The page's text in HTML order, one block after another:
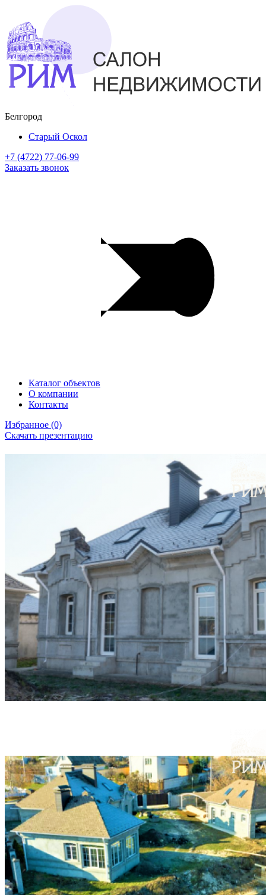
Белгород
Старый Оскол
+7 (4722) 77-06-99
Заказать звонок
Каталог объектов
О компании
Контакты
Избранное (0)
Скачать презентацию